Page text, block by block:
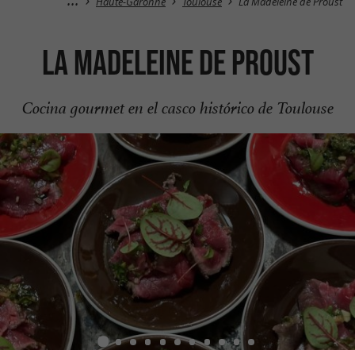
La Madeleine de Proust
Cocina gourmet en el casco histórico de Toulouse